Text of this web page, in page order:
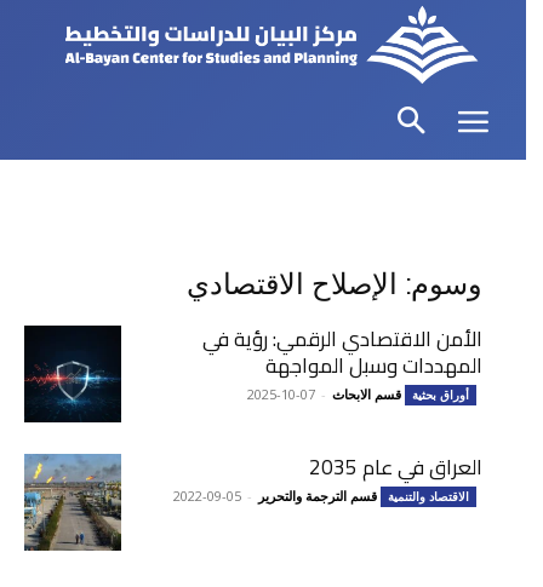
وسوم: الإصلاح الاقتصادي
الأمن الاقتصادي الرقمي: رؤية في
المهددات وسبل المواجهة
أوراق بحثية قسم الابحاث -
2025-10-07
العراق في عام 2035
الاقتصاد والتنمية قسم الترجمة والتحرير -
2022-09-05